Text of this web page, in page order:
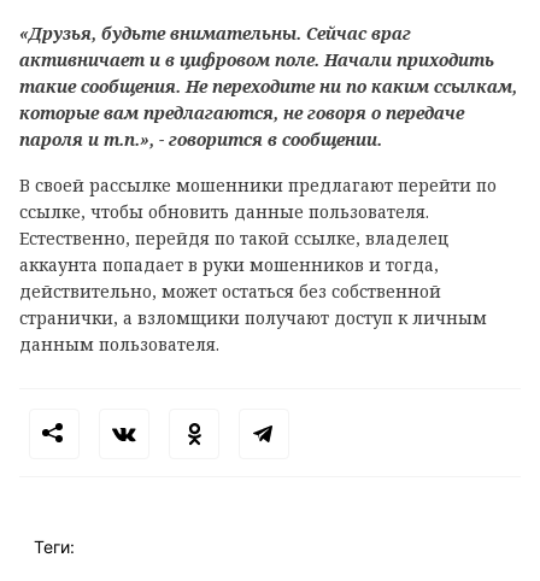
«Друзья, будьте внимательны. Сейчас враг
активничает и в цифровом поле. Начали приходить
такие сообщения. Не переходите ни по каким ссылкам,
которые вам предлагаются, не говоря о передаче
пароля и т.п.», - говорится в сообщении.
В своей рассылке мошенники предлагают перейти по
ссылке, чтобы обновить данные пользователя.
Естественно, перейдя по такой ссылке, владелец
аккаунта попадает в руки мошенников и тогда,
действительно, может остаться без собственной
странички, а взломщики получают доступ к личным
данным пользователя.
Теги: